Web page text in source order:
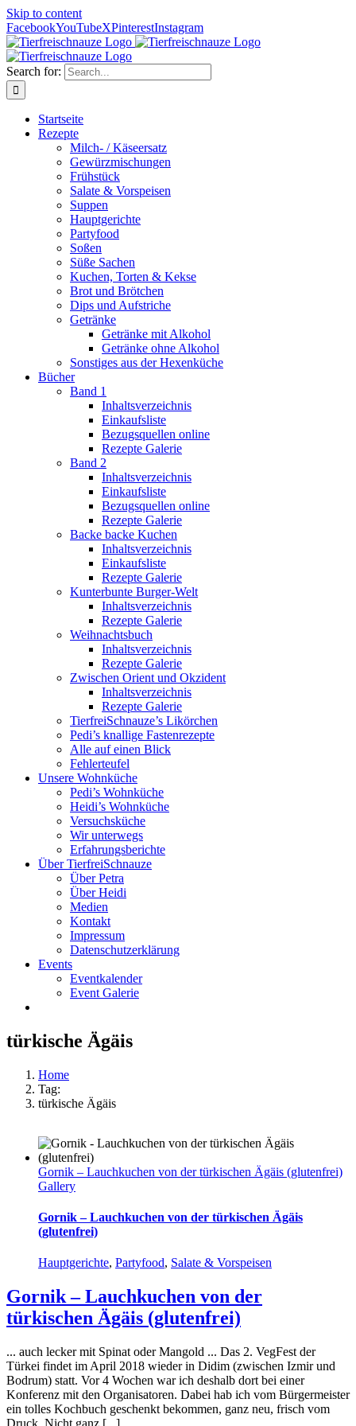
Skip to content
FacebookYouTubeXPinterestInstagram
Search for:
Startseite
Rezepte
Milch- / Käseersatz
Gewürzmischungen
Frühstück
Salate & Vorspeisen
Suppen
Hauptgerichte
Partyfood
Soßen
Süße Sachen
Kuchen, Torten & Kekse
Brot und Brötchen
Dips und Aufstriche
Getränke
Getränke mit Alkohol
Getränke ohne Alkohol
Sonstiges aus der Hexenküche
Bücher
Band 1
Inhaltsverzeichnis
Einkaufsliste
Bezugsquellen online
Rezepte Galerie
Band 2
Inhaltsverzeichnis
Einkaufsliste
Bezugsquellen online
Rezepte Galerie
Backe backe Kuchen
Inhaltsverzeichnis
Einkaufsliste
Rezepte Galerie
Kunterbunte Burger-Welt
Inhaltsverzeichnis
Rezepte Galerie
Weihnachtsbuch
Inhaltsverzeichnis
Rezepte Galerie
Zwischen Orient und Okzident
Inhaltsverzeichnis
Rezepte Galerie
TierfreiSchnauze’s Likörchen
Pedi’s knallige Fastenrezepte
Alle auf einen Blick
Fehlerteufel
Unsere Wohnküche
Pedi’s Wohnküche
Heidi’s Wohnküche
Versuchsküche
Wir unterwegs
Erfahrungsberichte
Über TierfreiSchnauze
Über Petra
Über Heidi
Medien
Kontakt
Impressum
Datenschutzerklärung
Events
Eventkalender
Event Galerie
türkische Ägäis
Home
Tag:
türkische Ägäis
Gornik – Lauchkuchen von der türkischen Ägäis (glutenfrei)
Gallery
Gornik – Lauchkuchen von der türkischen Ägäis
(glutenfrei)
Hauptgerichte, Partyfood, Salate & Vorspeisen
Gornik – Lauchkuchen von der
türkischen Ägäis (glutenfrei)
... auch lecker mit Spinat oder Mangold ... Das 2. VegFest der
Türkei findet im April 2018 wieder in Didim (zwischen Izmir und
Bodrum) statt. Vor 4 Wochen war ich deshalb dort bei einer
Konferenz mit den Organisatoren. Dabei hab ich vom Bürgermeister
ein tolles Kochbuch geschenkt bekommen, ganz neu, frisch vom